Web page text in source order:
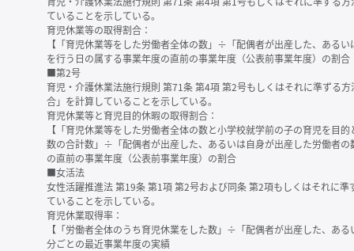
ていることを示している。
育児休業等の取得割合：
【「育児休業等をした労働者全体の数」÷「配偶者が出産した、ある
を行う日の属する事業年度の直前の事業年度（公表前事業年度）の割合
■第2号
育児・介護休業法施行規則 第71条 第4項 第2号もしくはそれに準ずる
合」を計算していることを示している。
育児休業等と育児目的休暇の取得割合：
【「育児休業等をした労働者全体の数と小学校就学前の子の育児を目
数の合計数」÷「配偶者が出産した、あるいは自身が出産した労働者
の直前の事業年度（公表前事業年度）の割合
■女活法
女性活躍推進法 第19条 第1項 第2号および同条 第2項もしくはそれに
ていることを示している。
育児休業取得率：
【「労働者全体のうち育児休業をした数」÷「配偶者が出産した、あ
分ごとの最近事業年度の実績